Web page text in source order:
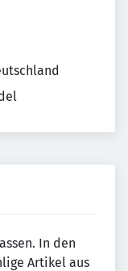
In den
Artikel aus